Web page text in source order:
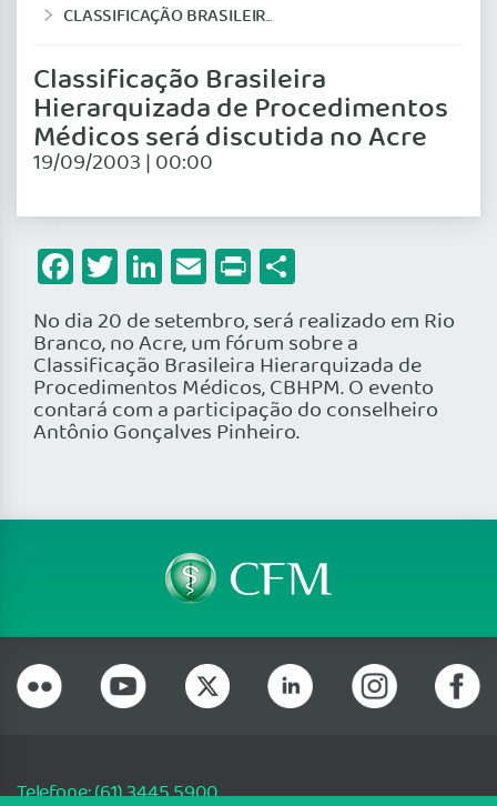
CLASSIFICAÇÃO BRASILEIRA HIERARQUIZADA DE PROCEDIMENTOS MÉDICOS SERÁ DISCUTIDA NO ACRE
Classificação Brasileira
Hierarquizada de Procedimentos
Médicos será discutida no Acre
19/09/2003 | 00:00
Facebook
Twitter
LinkedIn
Email
Print
No dia 20 de setembro, será realizado em Rio
Branco, no Acre, um fórum sobre a
Classificação Brasileira Hierarquizada de
Procedimentos Médicos, CBHPM. O evento
contará com a participação do conselheiro
Antônio Gonçalves Pinheiro.
Telefone: (61) 3445 5900